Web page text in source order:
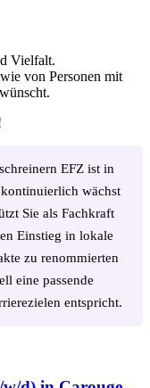
Vielfalt.
von Personen mit
EFZ ist in
wächst
Sie als Fachkraft
Einstieg in lokale
zu renommierten
eine passende
entspricht.